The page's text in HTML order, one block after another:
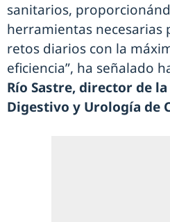
sanitarios,
herramientas necesarias
retos diarios con la
eficiencia”, ha señalado
Río Sastre, director de
Digestivo y Urología de